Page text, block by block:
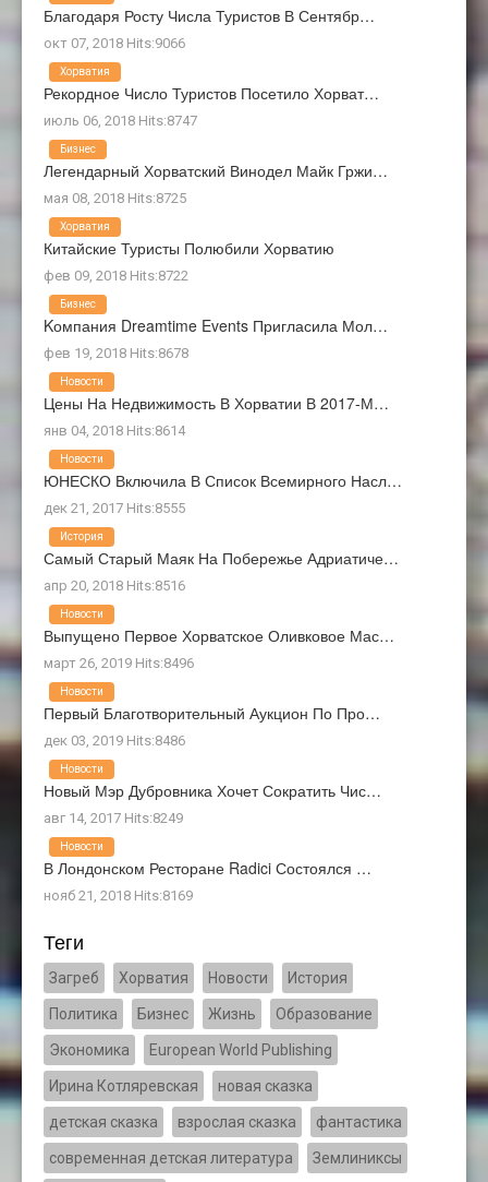
Благодаря Росту Числа Туристов В Сентябр…
окт 07, 2018 Hits:9066
Рекордное Число Туристов Посетило Хорват…
июль 06, 2018 Hits:8747
Хорватия
Легендарный Хорватский Винодел Майк Гржи…
мая 08, 2018 Hits:8725
Бизнес
Китайские Туристы Полюбили Хорватию
фев 09, 2018 Hits:8722
Хорватия
Kомпания Dreamtime Events Пригласила Мол…
фев 19, 2018 Hits:8678
Бизнес
Цены На Недвижимость В Хорватии В 2017-М…
янв 04, 2018 Hits:8614
Новости
ЮНЕСКО Включила В Список Всемирного Насл…
дек 21, 2017 Hits:8555
Новости
Самый Старый Маяк На Побережье Адриатиче…
апр 20, 2018 Hits:8516
История
Выпущено Первое Хорватское Оливковое Мас…
март 26, 2019 Hits:8496
Новости
Первый Благотворительный Аукцион По Про…
дек 03, 2019 Hits:8486
Новости
Новый Мэр Дубровника Хочет Сократить Чис…
авг 14, 2017 Hits:8249
Новости
В Лондонском Ресторане Radici Состоялся …
нояб 21, 2018 Hits:8169
Новости
Теги
Загреб Хорватия Новости История
Политика Бизнес Жизнь Образование
Экономика European World Publishing
Ирина Котляревская новая сказка
детская сказка взрослая сказка фантастика
современная детская литература Землиниксы